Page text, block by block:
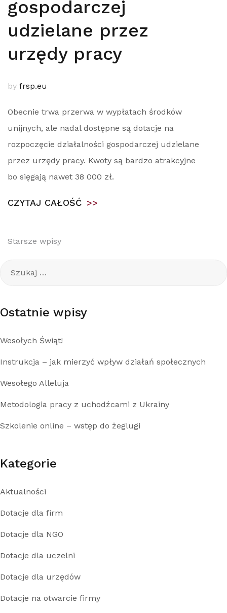
gospodarczej
udzielane przez
urzędy pracy
by frsp.eu
Obecnie trwa przerwa w wypłatach środków
unijnych, ale nadal dostępne są dotacje na
rozpoczęcie działalności gospodarczej udzielane
przez urzędy pracy. Kwoty są bardzo atrakcyjne
bo sięgają nawet 38 000 zł.
CZYTAJ CAŁOŚĆ >>
Nawigacja
wpisach
Starsze wpisy
Ostatnie wpisy
Wesołych Świąt!
Instrukcja – jak mierzyć wpływ działań społecznych
Wesołego Alleluja
Metodologia pracy z uchodźcami z Ukrainy
Szkolenie online – wstęp do żeglugi
Kategorie
Aktualności
Dotacje dla firm
Dotacje dla NGO
Dotacje dla uczelni
Dotacje dla urzędów
Dotacje na otwarcie firmy